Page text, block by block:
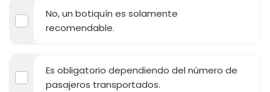
No, un botiquín es solamente
recomendable.
Es obligatorio dependiendo del número de
pasajeros transportados.